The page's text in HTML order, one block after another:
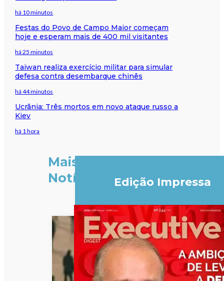
há 10 minutos
Festas do Povo de Campo Maior começam
hoje e esperam mais de 400 mil visitantes
há 25 minutos
Taiwan realiza exercício militar para simular
defesa contra desembarque chinês
há 44 minutos
Ucrânia: Três mortos em novo ataque russo a
Kiev
há 1 hora
Mais
Notícias
Edição Impressa